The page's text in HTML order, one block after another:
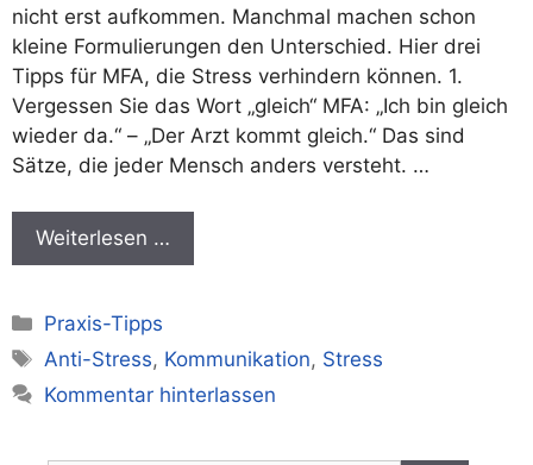
nicht erst aufkommen. Manchmal machen schon
kleine Formulierungen den Unterschied. Hier drei
Tipps für MFA, die Stress verhindern können. 1.
Vergessen Sie das Wort „gleich“ MFA: „Ich bin gleich
wieder da.“ – „Der Arzt kommt gleich.“ Das sind
Sätze, die jeder Mensch anders versteht. …
Weiterlesen …
Kategorien
Praxis-Tipps
Schlagwörter
Anti-Stress, Kommunikation, Stress
Kommentar hinterlassen